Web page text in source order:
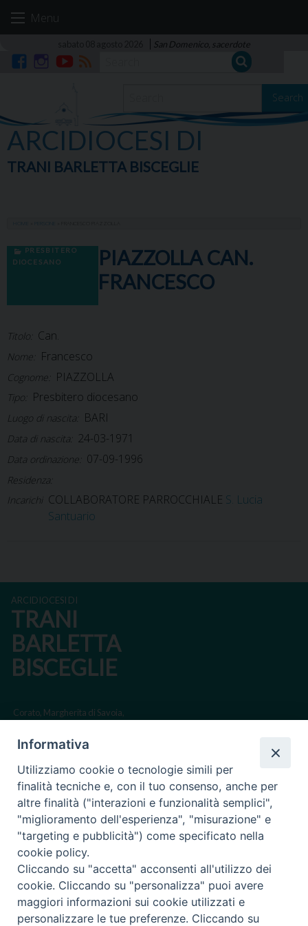
Menu
San Domenico, sacerdote
Search
ARCIDIOCESI DI
TRANI BARLETTA BISCEGLIE
PRESBITERO
DIOCESANO
PIAZZOLLA CAN.
FRANCESCO
Titolo: Can.
Nome: Francesco
Cognome: PIAZZOLLA
Tipo: Presbitero diocesano
Luogo di nascita: BARI
Data di nascita: 24-03-1971
Data ordinazione: 07-09-1996
Residenza:
Incarichi COLLABORATORE PARROCCHIALE S. Lucia
Santuario
ARCIDIOCESI DI
TRANI
BARLETTA
BISCEGLIE
Corato, Margherita di Savoia,
Regione ecclesiastica Puglia
Via Beltrani, 9
76125 Trani BT
Centralino Tel. 0883 494211
Cancelleria Tel. 0883 494204
cancelleria@arcidiocesitrani.it
Informativa
Utilizziamo cookie o tecnologie simili per
finalità tecniche e, con il tuo consenso, anche per
altre finalità ("interazioni e funzionalità semplici",
"miglioramento dell'esperienza", "misurazione" e
"targeting e pubblicità") come specificato nella
cookie policy.
Cliccando su "accetta" acconsenti all'utilizzo dei
cookie. Cliccando su "personalizza" puoi avere
maggiori informazioni sui cookie utilizzati e
personalizzare le tue preferenze. Cliccando su